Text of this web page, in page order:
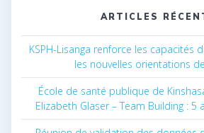
ARTICLES
KSPH-Lisanga renforce les capacités
les nouvelles orientations
École de santé publique de
Elizabeth Glaser – Team Building : 5